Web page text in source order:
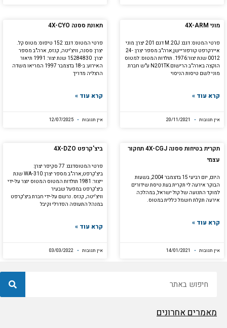
מוני 4X-ARM
פרטי המטוס: דגם: M.20J דגם 201 יצרן: מוני
איירקרפט קורפוריישן,ארה"ב מספר יצרן: 24-
0012 שנת יצור:1976. תולדות המטוס: למטוס
הוקצה בארה"ב הרישום N201TK ע"ש חברת
מוני לשם טיסות הניסוי
קרא עוד »
אין תגובות
תאונת ססנה 4X-CYO
פרטי המטוס: דגם: 152 טיפוס: מטוס קל.
יצרן: ססנה, וויצ'יטה, קנזס, ארה"ב מספר
יצרן: 15284830 שנת יצור: 1991 תיאור
האירוע: ב-18 בדצמבר 1997 המריאו משדה
הרצליה מדריך
קרא עוד »
אין תגובות
תקרית בטיחות ססנה 4X-CGJ תחקור
עצמי
היום, יום רביעי 15 בדצמבר 2004, בשעות
הבוקר אירעה לי תקרית בעת טיסת שידורים
למוקד התנועה של קול ישראל, במהלכה
אירעה תקלת חשמל כללית במטוס.
קרא עוד »
אין תגובות
ביצ'קרפט 4X-DZO
פרטי המטוסדגם: 77 סקיפר יצרן:
ביצ'קרפט,ארה"ב מספר יצרן: WA-310 שנת
ייצור: 1981 תולדות המטוס המטוס יוצר על-ידי
ביצ'קרפט במפעל שבעיר
וויצ'יטה, קנזס. נרשם על-ידי חברת ביצ'קרפט
במנהל התעופה הפדרלי וקיבל
קרא עוד »
אין תגובות
מאמרים אחרונים